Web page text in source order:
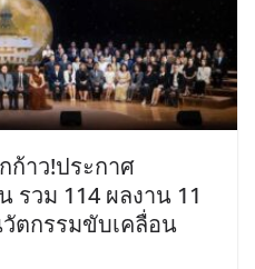
ก้าว!ประกาศ
รวม 114 ผลงาน 11
ตกรรมขับเคลื่อน